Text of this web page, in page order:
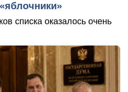
списка оказалось очень